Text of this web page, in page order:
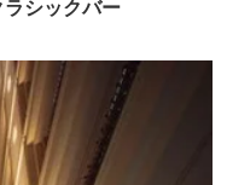
シックバー